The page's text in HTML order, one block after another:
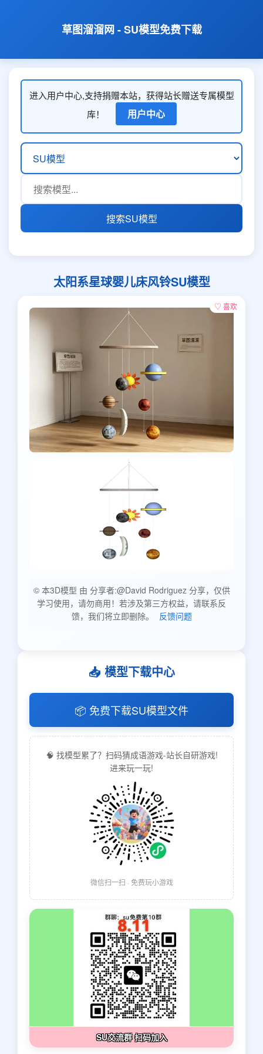
草图溜溜网 - SU模型免费下载
进入用户中心,支持捐赠本站，获得站长赠送专属模型
库！
用户中心
搜索SU模型
太阳系星球婴儿床风铃SU模型
♡ 喜欢
© 本3D模型 由 分享者:@David Rodriguez 分享，仅供
学习使用，请勿商用！若涉及第三方权益，请联系反
馈，我们将立即删除。
反馈问题
📥 模型下载中心
📦 免费下载SU模型文件
🧠 找模型累了？扫码猜成语游戏-站长自研游戏!
进来玩一玩!
微信扫一扫 · 免费玩小游戏
SU交流群 扫码加入